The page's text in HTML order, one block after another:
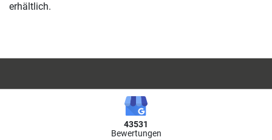
erhältlich.
43531
Bewertungen